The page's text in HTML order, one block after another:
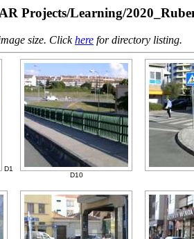
Projects/Learning/
size. Clickhere for directory listing.
D1
D10